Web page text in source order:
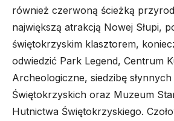
również czerwoną ścieżką
największą atrakcją Nowej Słupi,
świętokrzyskim klasztorem,
odwiedzić Park Legend, Centrum
Archeologiczne, siedzibę
Świętokrzyskich oraz Muzeum
Hutnictwa Świętokrzyskiego.